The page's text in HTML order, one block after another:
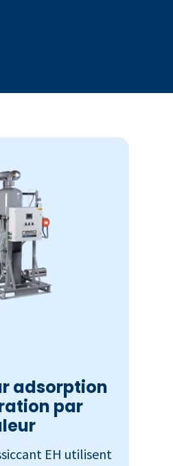
adsorption
par
EH utilisent